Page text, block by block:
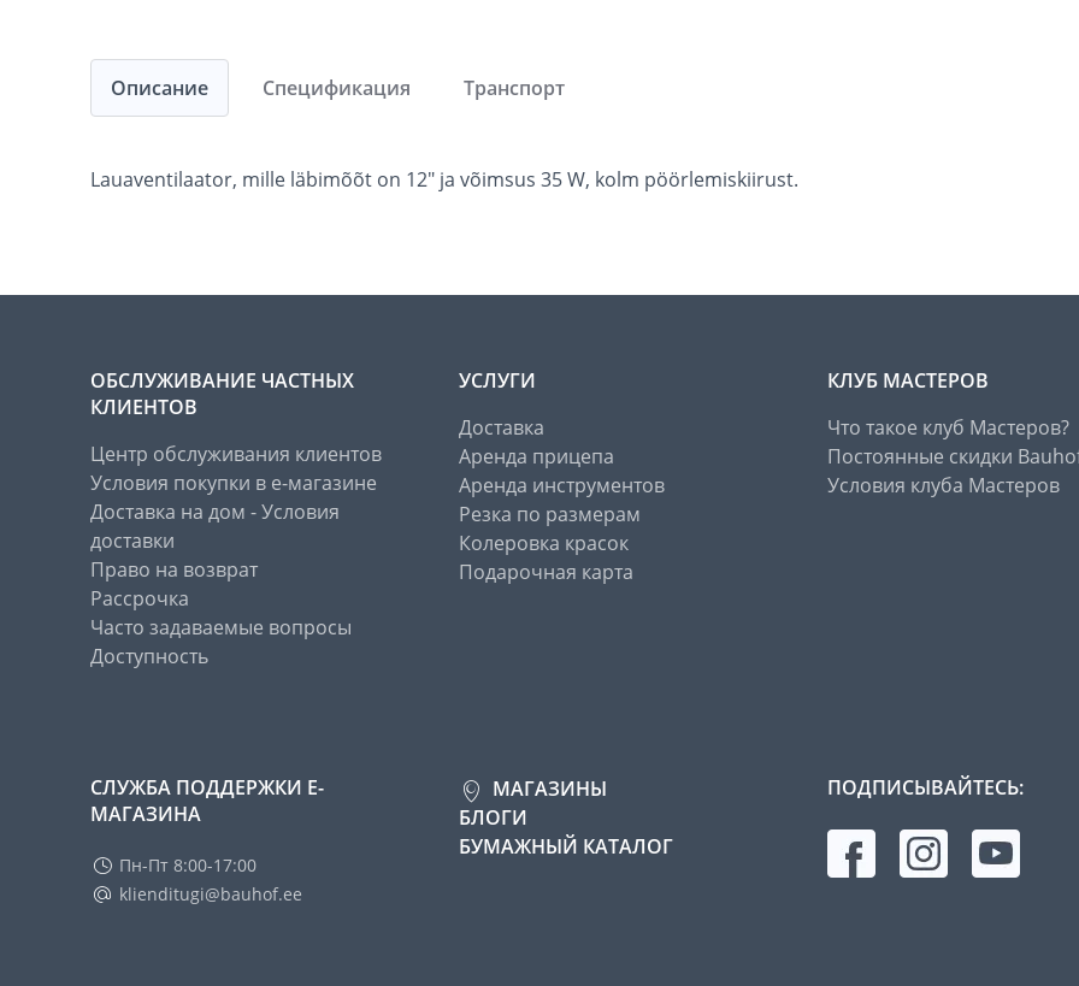
Описание
Lauaventilaator, mille läbimõõt on 12" ja võimsus 35 W, kolm pöörlemiskiirust.
Спецификация Транспорт
ОБСЛУЖИВАНИЕ ЧАСТНЫХ
КЛИЕНТОВ
Центр обслуживания клиентов
Условия покупки в е-магазине
Доставка на дом - Условия
доставки
Право на возврат
Рассрочка
Часто задаваемые вопросы
Доступность
УСЛУГИ
Доставка
Аренда прицепа
Аренда инструментов
Резка по размерам
Колеровка красок
Подарочная карта
КЛУБ МАСТЕРОВ
Что такое клуб Мастеров?
Постоянные скидки
Условия клуба Мастеров
СЛУЖБА ПОДДЕРЖКИ Е-
МАГАЗИНА
Пн-Пт 8:00-17:00
klienditugi@bauhof.ee
МАГАЗИНЫ
БЛОГИ
БУМАЖНЫЙ КАТАЛОГ
ПОДПИСЫВАЙТЕСЬ: